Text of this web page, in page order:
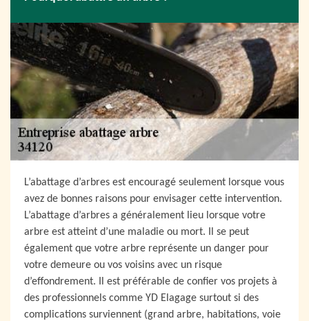
L’abattage d’arbres est encouragé seulement lorsque vous
avez de bonnes raisons pour envisager cette intervention.
L’abattage d’arbres a généralement lieu lorsque votre
arbre est atteint d’une maladie ou mort. Il se peut
également que votre arbre représente un danger pour
votre demeure ou vos voisins avec un risque
d’effondrement. Il est préférable de confier vos projets à
des professionnels comme YD Elagage surtout si des
complications surviennent (grand arbre, habitations, voie